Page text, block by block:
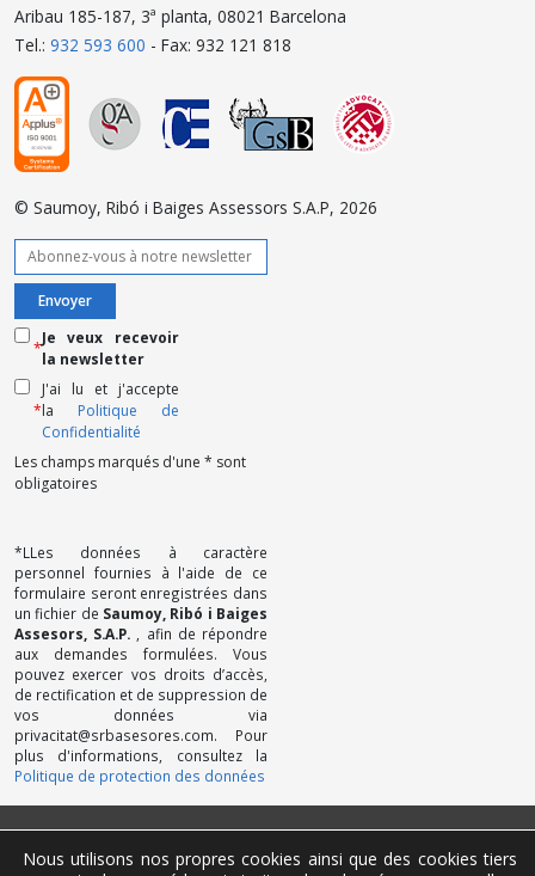
Aribau 185-187, 3ª planta, 08021 Barcelona
Tel.: 932 593 600 - Fax: 932 121 818
© Saumoy, Ribó i Baiges Assessors S.A.P, 2026
Les champs marqués d'une * sont
obligatoires
*
Je veux recevoir
la newsletter
*
J'ai lu et j'accepte
la Politique de
Confidentialité
*LLes données à caractère
personnel fournies à l'aide de ce
formulaire seront enregistrées dans
un fichier de Saumoy, Ribó i Baiges
Assesors, S.A.P.
, afin de répondre
aux demandes formulées. Vous
pouvez exercer vos droits d’accès,
de rectification et de suppression de
vos données via
privacitat@srbasesores.com. Pour
plus d'informations, consultez la
Politique de protection des données
Mentions légales
Nous utilisons nos propres cookies ainsi que des cookies tiers